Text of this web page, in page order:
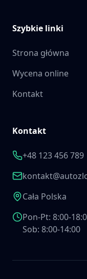
Szybkie linki
Strona główna
Wycena online
Kontakt
Kontakt
+48 123 456 789
Cała Polska
Pon-Pt: 8:00-
Sob: 8:00-14:00